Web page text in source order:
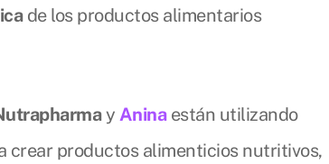
de los productos alimentarios
y Aninaestán utilizando
crear productos alimenticios nutritivos,